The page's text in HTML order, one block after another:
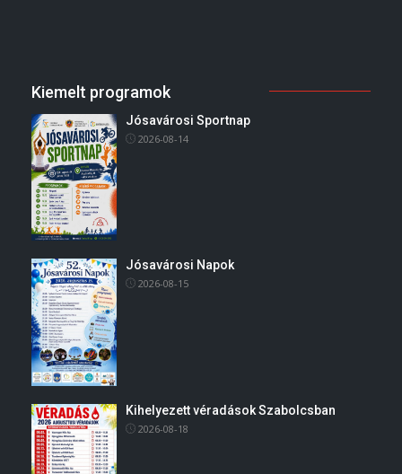
Kiemelt programok
Jósavárosi Sportnap
2026-08-14
Jósavárosi Napok
2026-08-15
Kihelyezett véradások Szabolcsban
2026-08-18